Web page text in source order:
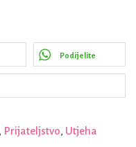
Podijelite
, Prijateljstvo, Utjeha